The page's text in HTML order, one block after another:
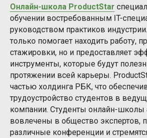
Онлайн-школа ProductStar
обучении востребованным IT-
руководством практиков
только помогает находить работу,
стажировки, но и предоставляет
инструменты, которые будут
протяжении всей карьеры.
частью холдинга РБК, что
трудоустройство студентов в
компании. Студенты онлайн-школы
вовлечены в общество экспертов,
различные конференции и